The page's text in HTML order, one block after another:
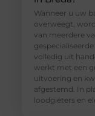
Wanneer u uw
overweegt,
van meerdere
volledig uit
werkt met een
uitvoering en
afgestemd. In
loodgieters en